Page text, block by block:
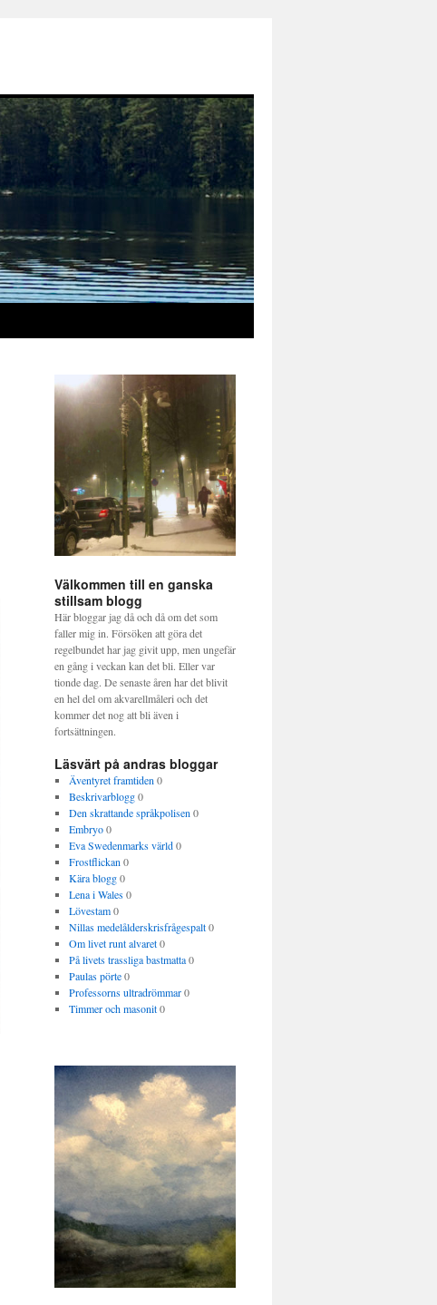
Välkommen till en ganska
stillsam blogg
Här bloggar jag då och då om det som
faller mig in. Försöken att göra det
regelbundet har jag givit upp, men ungefär
en gång i veckan kan det bli. Eller var
tionde dag. De senaste åren har det blivit
en hel del om akvarellmåleri och det
kommer det nog att bli även i
fortsättningen.
Läsvärt på andras bloggar
Äventyret framtiden 0
Beskrivarblogg0
Den skrattande språkpolisen 0
Embryo0
Eva Swedenmarks värld0
Frostflickan 0
Kära blogg0
Lena i Wales0
Lövestam0
Nillas medelålderskrisfrågespalt0
Om livet runt alvaret0
På livets trassliga bastmatta0
Paulas pörte0
Professorns ultradrömmar0
Timmer och masonit0